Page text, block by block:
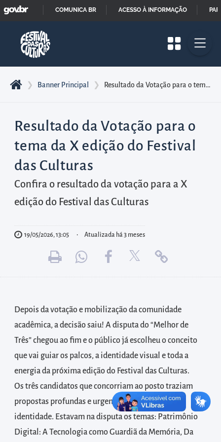
Pular
o
início
conteúdo
principal
página
diretamente
o
menu
Acessar
à
realizar
internas
Acessar
diretamente
postas
rodapé
❯ Banner Principal ❯ Resultado da Votação para o tema da X edição do Festival das Culturas
Resultado da Votação para o
tema da X edição do Festival
das Culturas
Confira o resultado da votação para a X
edição do Festival das Culturas
19/05/2026, 13:05 Atualizada há 3 meses
Depois da votação e mobilização da comunidade
acadêmica, a decisão saiu! A disputa do “Melhor de
Três” chegou ao fim e o público já escolheu o conceito
que vai guiar os palcos, a identidade visual e toda a
energia da próxima edição do Festival das Culturas.
​Os três candidatos que concorriam ao posto traziam
propostas profundas e urgentes sobre a nossa
identidade. Estavam na disputa os temas: Patrimônio
Digital: A Tecnologia como Guardiã da Memória, Da
GOVBR
COMUNICA BR ACESSO À INFORMAÇÃO